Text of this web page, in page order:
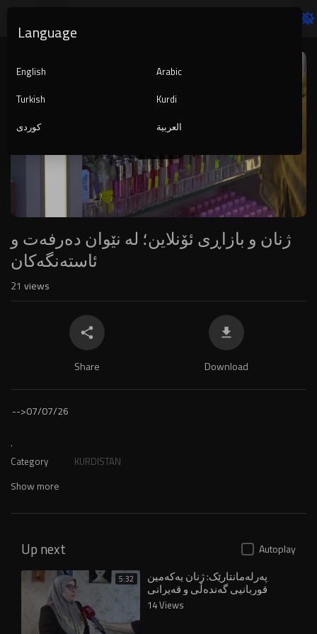
Player
auto
ژنان و بازاڕی ئۆنلاین؛ لە نێوان دەرفەت و
ئاستەنگەکان
21 views
Share Download
-->07/07/26
.
Category KURDISTAN
Show more
Up next Autoplay
5:32 پەرلەمانتارێک: ژنان یەکەمین
قوربانیی گەندەڵی و قەیرانی
خزمەتگوزارین
14 Views
Language
English
Arabic
Turkish
Kurdi
کوردی
العربية